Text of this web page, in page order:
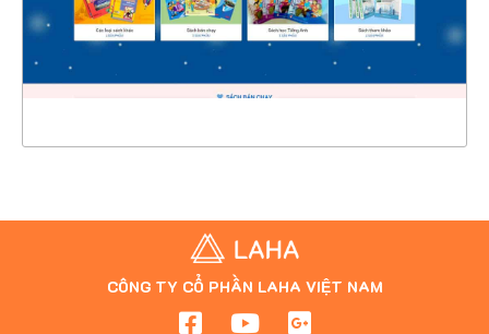
CHI TIẾT
XEM THỰC TẾ
CÔNG TY CỔ PHẦN LAHA VIỆT NAM